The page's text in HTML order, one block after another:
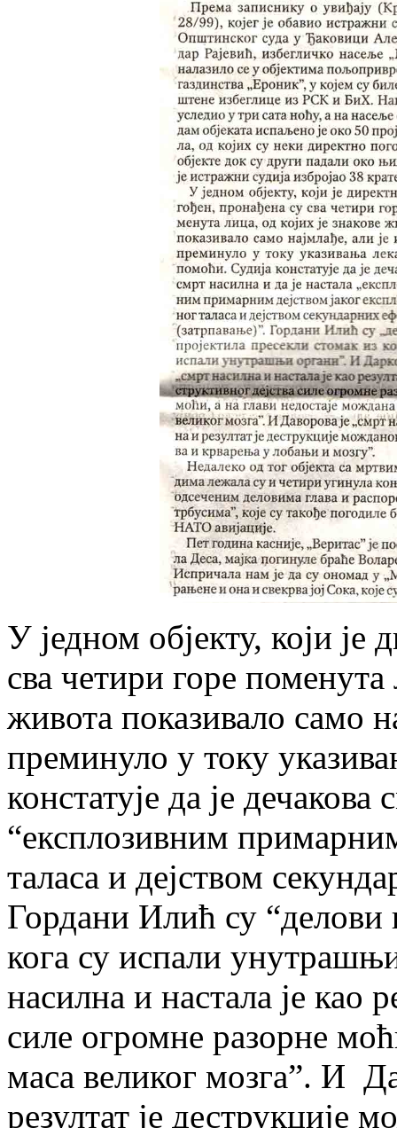
У једном објекту, који је
сва четири горе поменута
живота показивало само
преминуло у току
констатује да је
“експлозивним
таласа и дејством
Гордани Илић су “делови
кога су испали
насилна и настала је као
силе огромне разорне
маса великог мозга”. И
резултат је деструкције